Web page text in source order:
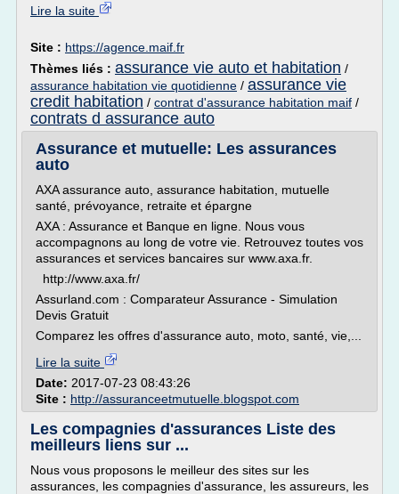
Lire la suite
Site : https://agence.maif.fr
Thèmes liés : assurance vie auto et habitation /
assurance habitation vie quotidienne / assurance vie
credit habitation / contrat d'assurance habitation maif /
contrats d assurance auto
Assurance et mutuelle: Les assurances
auto
AXA assurance auto, assurance habitation, mutuelle
santé, prévoyance, retraite et épargne
AXA : Assurance et Banque en ligne. Nous vous
accompagnons au long de votre vie. Retrouvez toutes vos
assurances et services bancaires sur www.axa.fr.
http://www.axa.fr/
Assurland.com : Comparateur Assurance - Simulation
Devis Gratuit
Comparez les offres d'assurance auto, moto, santé, vie,...
Lire la suite
Date: 2017-07-23 08:43:26
Site : http://assuranceetmutuelle.blogspot.com
Les compagnies d'assurances Liste des
meilleurs liens sur ...
Nous vous proposons le meilleur des sites sur les
assurances, les compagnies d'assurance, les assureurs, les